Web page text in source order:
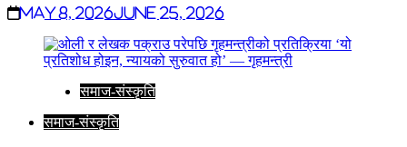
May 8, 2026June 25, 2026
समाज-संस्कृति
समाज-संस्कृति